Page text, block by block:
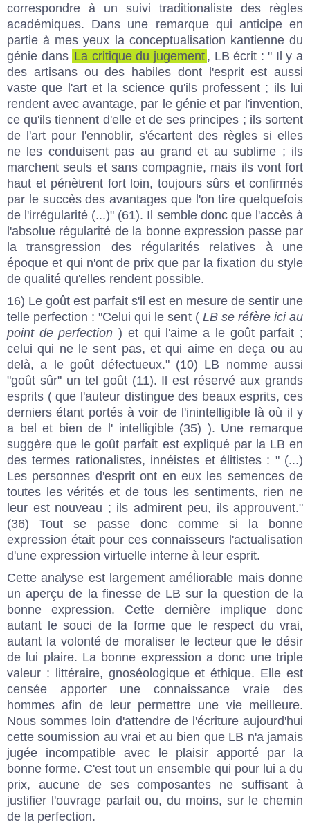
correspondre à un suivi traditionaliste des règles
académiques. Dans une remarque qui anticipe en
partie à mes yeux la conceptualisation kantienne du
génie dans La critique du jugement , LB écrit : " Il y a
des artisans ou des habiles dont l'esprit est aussi
vaste que l'art et la science qu'ils professent ; ils lui
rendent avec avantage, par le génie et par l'invention,
ce qu'ils tiennent d'elle et de ses principes ; ils sortent
de l'art pour l'ennoblir, s'écartent des règles si elles
ne les conduisent pas au grand et au sublime ; ils
marchent seuls et sans compagnie, mais ils vont fort
haut et pénètrent fort loin, toujours sûrs et confirmés
par le succès des avantages que l'on tire quelquefois
de l'irrégularité (...)" (61). Il semble donc que l'accès à
l'absolue régularité de la bonne expression passe par
la transgression des régularités relatives à une
époque et qui n'ont de prix que par la fixation du style
de qualité qu'elles rendent possible.
16) Le goût est parfait s'il est en mesure de sentir une
telle perfection : "Celui qui le sent ( LB se réfère ici au
point de perfection ) et qui l'aime a le goût parfait ;
celui qui ne le sent pas, et qui aime en deça ou au
delà, a le goût défectueux." (10) LB nomme aussi
"goût sûr" un tel goût (11). Il est réservé aux grands
esprits ( que l'auteur distingue des beaux esprits, ces
derniers étant portés à voir de l'inintelligible là où il y
a bel et bien de l' intelligible (35) ). Une remarque
suggère que le goût parfait est expliqué par la LB en
des termes rationalistes, innéistes et élitistes : " (...)
Les personnes d'esprit ont en eux les semences de
toutes les vérités et de tous les sentiments, rien ne
leur est nouveau ; ils admirent peu, ils approuvent."
(36) Tout se passe donc comme si la bonne
expression était pour ces connaisseurs l'actualisation
d'une expression virtuelle interne à leur esprit.
Cette analyse est largement améliorable mais donne
un aperçu de la finesse de LB sur la question de la
bonne expression. Cette dernière implique donc
autant le souci de la forme que le respect du vrai,
autant la volonté de moraliser le lecteur que le désir
de lui plaire. La bonne expression a donc une triple
valeur : littéraire, gnoséologique et éthique. Elle est
censée apporter une connaissance vraie des
hommes afin de leur permettre une vie meilleure.
Nous sommes loin d'attendre de l'écriture aujourd'hui
cette soumission au vrai et au bien que LB n'a jamais
jugée incompatible avec le plaisir apporté par la
bonne forme. C'est tout un ensemble qui pour lui a du
prix, aucune de ses composantes ne suffisant à
justifier l'ouvrage parfait ou, du moins, sur le chemin
de la perfection.